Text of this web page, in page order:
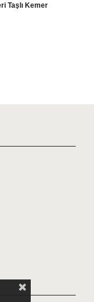
Taşlı Kemer